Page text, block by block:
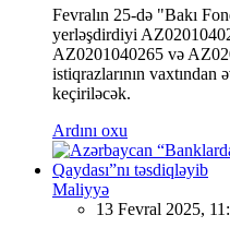
Fevralın 25-də "Bakı
yerləşdirdiyi
AZ0201040265 və
istiqrazlarının vaxtından
keçiriləcək.
Ardını oxu
Maliyyə
13 Fevral 2025,